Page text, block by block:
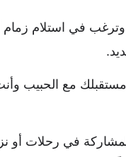
وترغب في استلام
مستقبلك مع الحبيب
في رحلات أو